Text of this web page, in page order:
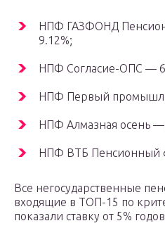
НПФ ГАЗФОНД
9.12%;
НПФ Согласие-ОПС —
НПФ Первый
НПФ Алмазная осень —
НПФ ВТБ Пенсионный
Все негосударственные
входящие в ТОП-15 по
показали ставку от 5%